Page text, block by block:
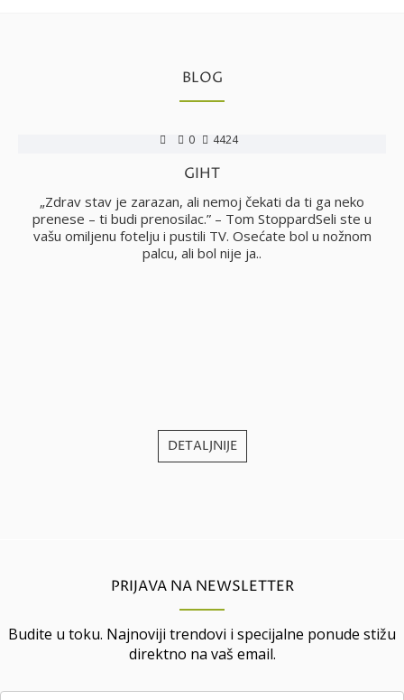
BLOG
0 4424
GIHT
„Zdrav stav je zarazan, ali nemoj čekati da ti ga neko
prenese – ti budi prenosilac.” – Tom StoppardSeli ste u
vašu omiljenu fotelju i pustili TV. Osećate bol u nožnom
palcu, ali bol nije ja..
DETALJNIJE
PRIJAVA NA NEWSLETTER
Budite u toku. Najnoviji trendovi i specijalne ponude stižu
direktno na vaš email.